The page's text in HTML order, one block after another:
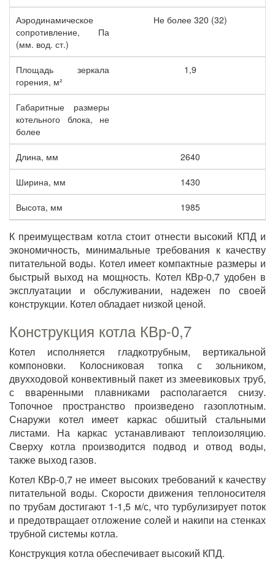
Аэродинамическое
сопротивление, Па
(мм. вод. ст.)
Не более 320 (32)
Площадь зеркала
горения, м²
1,9
Габаритные размеры
котельного блока, не
более
Длина, мм 2640
Ширина, мм 1430
Высота, мм 1985
К преимуществам котла стоит отнести высокий КПД и
экономичность, минимальные требования к качеству
питательной воды. Котел имеет компактные размеры и
быстрый выход на мощность. Котел КВр-0,7 удобен в
эксплуатации и обслуживании, надежен по своей
конструкции. Котел обладает низкой ценой.
Конструкция котла КВр-0,7
Котел исполняется гладкотрубным, вертикальной
компоновки. Колосниковая топка с зольником,
двухходовой конвективный пакет из змеевиковых труб,
с вваренными плавниками располагается снизу.
Топочное пространство произведено газоплотным.
Снаружи котел имеет каркас обшитый стальными
листами. На каркас устанавливают теплоизоляцию.
Сверху котла производится подвод и отвод воды,
также выход газов.
Котел КВр-0,7 не имеет высоких требований к качеству
питательной воды. Скорости движения теплоносителя
по трубам достигают 1-1,5 м/с, что турбулизирует поток
и предотвращает отложение солей и накипи на стенках
трубной системы котла.
Конструкция котла обеспечивает высокий КПД.